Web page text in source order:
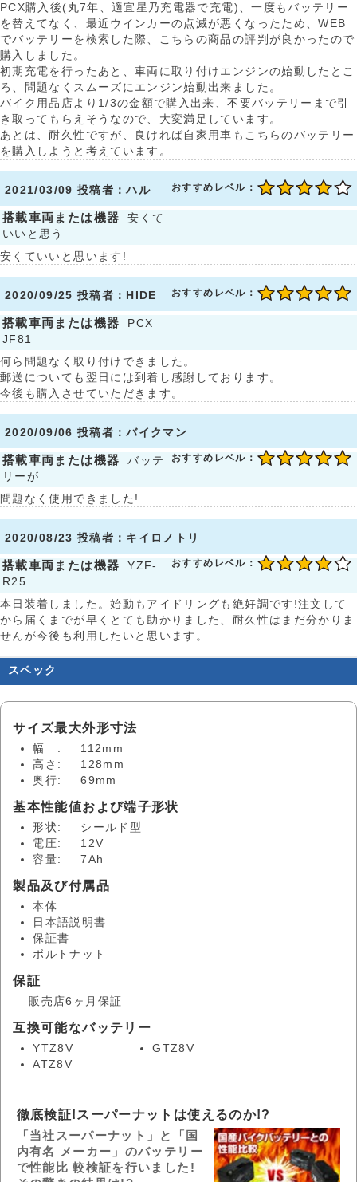
PCX購入後(丸7年、適宜星乃充電器で充電)、一度もバッテリー
を替えてなく、最近ウインカーの点滅が悪くなったため、WEB
でバッテリーを検索した際、こちらの商品の評判が良かったので
購入しました。
初期充電を行ったあと、車両に取り付けエンジンの始動したとこ
ろ、問題なくスムーズにエンジン始動出来ました。
バイク用品店より1/3の金額で購入出来、不要バッテリーまで引
き取ってもらえそうなので、大変満足しています。
あとは、耐久性ですが、良ければ自家用車もこちらのバッテリー
を購入しようと考えています。
2021/03/09 投稿者：ハル おすすめレベル：
搭載車両または機器
安くて
いいと思う
安くていいと思います!
2020/09/25 投稿者：HIDE おすすめレベル：
搭載車両または機器
PCX
JF81
何ら問題なく取り付けできました。
郵送についても翌日には到着し感謝しております。
今後も購入させていただきます。
2020/09/06 投稿者：バイクマン
おすすめレベル：
搭載車両または機器
バッテ
リーが
問題なく使用できました!
2020/08/23 投稿者：キイロノトリ
おすすめレベル：
搭載車両または機器
YZF-
R25
本日装着しました。始動もアイドリングも絶好調です!注文して
から届くまでが早くとても助かりました、耐久性はまだ分かりま
せんが今後も利用したいと思います。
スペック
サイズ最大外形寸法
幅 :
112mm
高さ:
128mm
奥行:
69mm
基本性能値および端子形状
形状:
シールド型
電圧:
12V
容量:
7Ah
製品及び付属品
本体
日本語説明書
保証書
ボルトナット
保証
販売店6ヶ月保証
互換可能なバッテリー
YTZ8V
GTZ8V
ATZ8V
徹底検証!スーパーナットは使えるのか!?
「当社スーパーナット」と「国
内有名 メーカー」のバッテリー
で性能比 較検証を行いました!